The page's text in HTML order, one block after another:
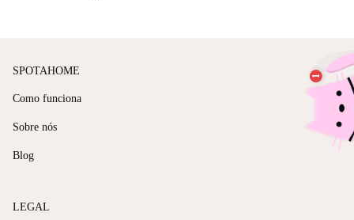
SPOTAHOME
Como funciona
Sobre nós
Blog
LEGAL